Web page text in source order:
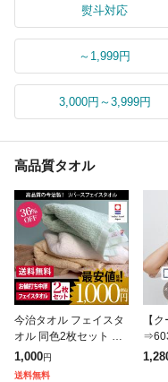
熨斗対応
～1,999円
3,000円～3,999円
高品質タオル
今治タオル フェイスタ
オル 同色2枚セット リ
バース 日本製 お試し 1
000円ポッキリ ぽっき
1,000円
送料無料
【
タオ